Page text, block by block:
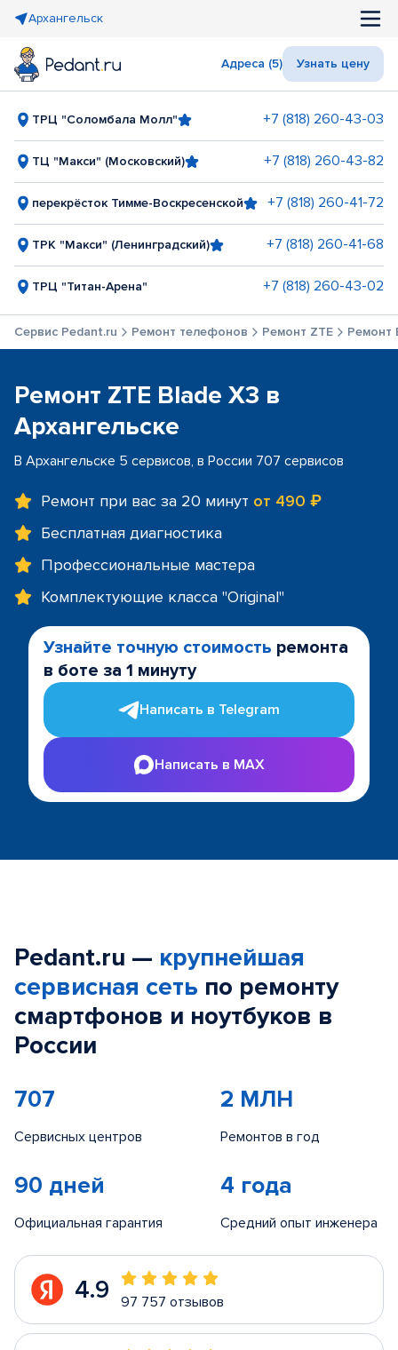
Архангельск
Адреса (5) Узнать цену
ТРЦ "Соломбала Молл" +7 (818) 260-43-03
ТЦ "Макси" (Московский) +7 (818) 260-43-82
перекрёсток Тимме-Воскресенской +7 (818) 260-41-72
ТРК "Макси" (Ленинградский) +7 (818) 260-41-68
ТРЦ "Титан-Арена" +7 (818) 260-43-02
Сервис Pedant.ru Ремонт телефонов Ремонт ZTE Ремонт
Ремонт ZTE Blade X3 в
Архангельске
В Архангельске 5 сервисов, в России 707 сервисов
Ремонт при вас за 20 минут от 490 ₽
Бесплатная диагностика
Профессиональные мастера
Комплектующие класса "Original"
Узнайте точную стоимость ремонта
в боте за 1 минуту
Написать в Telegram
Написать в MAX
Pedant.ru — крупнейшая
сервисная сеть по ремонту
смартфонов и ноутбуков в
России
707
Сервисных центров
2 МЛН
Ремонтов в год
90 дней
Официальная гарантия
4 года
Средний опыт инженера
4.9 97 757 отзывов